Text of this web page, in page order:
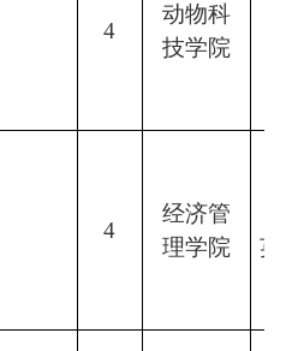
4
动物科
技学院
4
经济管
理学院
英